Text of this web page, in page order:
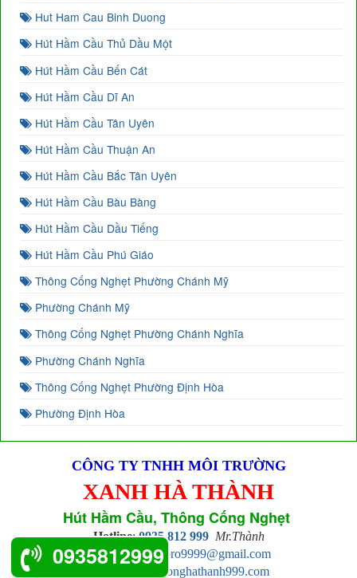
0935812999
Hut Ham Cau Binh Duong
Hút Hầm Cầu Thủ Dầu Một
Hút Hầm Cầu Bến Cát
Hút Hầm Cầu Dĩ An
Hút Hầm Cầu Tân Uyên
Hút Hầm Cầu Thuận An
Hút Hầm Cầu Bắc Tân Uyên
Hút Hầm Cầu Bàu Bàng
Hút Hầm Cầu Dầu Tiếng
Hút Hầm Cầu Phú Giáo
Thông Cống Nghẹt Phường Chánh Mỹ
Phường Chánh Mỹ
Thông Cống Nghẹt Phường Chánh Nghĩa
Phường Chánh Nghĩa
Thông Cống Nghẹt Phường Định Hòa
Phường Định Hòa
CÔNG TY TNHH MÔI TRƯỜNG
XANH HÀ THÀNH
Hút Hầm Cầu, Thông Cống Nghẹt
Hotline:0935 812 999 Mr.Thành
Email :hathanhpro9999@gmail.com
ctymoitruonghathanh999.com